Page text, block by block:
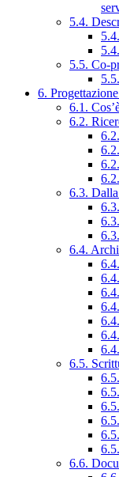
5.4.
5.5. Co-
6.
6.1.
6.2.
6.3.
6.4.
6.5.
6.6.